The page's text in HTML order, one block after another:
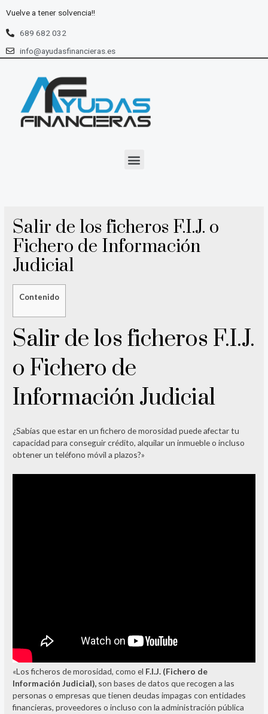
contenido
Vuelve a tener solvencia!!
689 682 032
info@ayudasfinancieras.es
Salir de los ficheros F.I.J. o
Fichero de Información
Judicial
Contenido
Salir de los ficheros F.I.J.
o Fichero de
Información Judicial
¿Sabías que estar en un fichero de morosidad puede afectar tu
capacidad para conseguir crédito, alquilar un inmueble o incluso
obtener un teléfono móvil a plazos?»
«Los ficheros de morosidad, como el F.I.J. (Fichero de
Información Judicial), son bases de datos que recogen a las
personas o empresas que tienen deudas impagas con entidades
financieras, proveedores o incluso con la administración pública